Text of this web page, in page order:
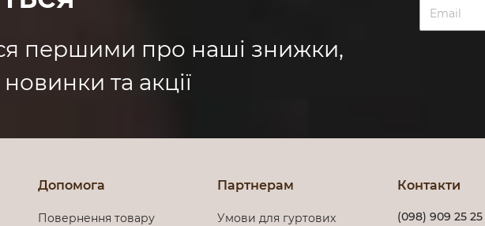
першими про наші знижки,
та акції
Допомога
Повернення товару
Партнерам
Умови для гуртових
Контакти
(098) 909 25 25